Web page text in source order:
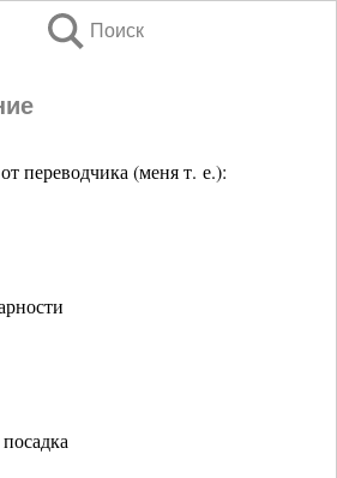
Поиск
переводчика (меня т. е.):